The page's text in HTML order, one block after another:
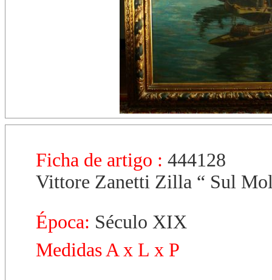
Ficha de artigo : 444128
Vittore Zanetti Zilla “ Sul
Época: Século XIX
Medidas A x L x P